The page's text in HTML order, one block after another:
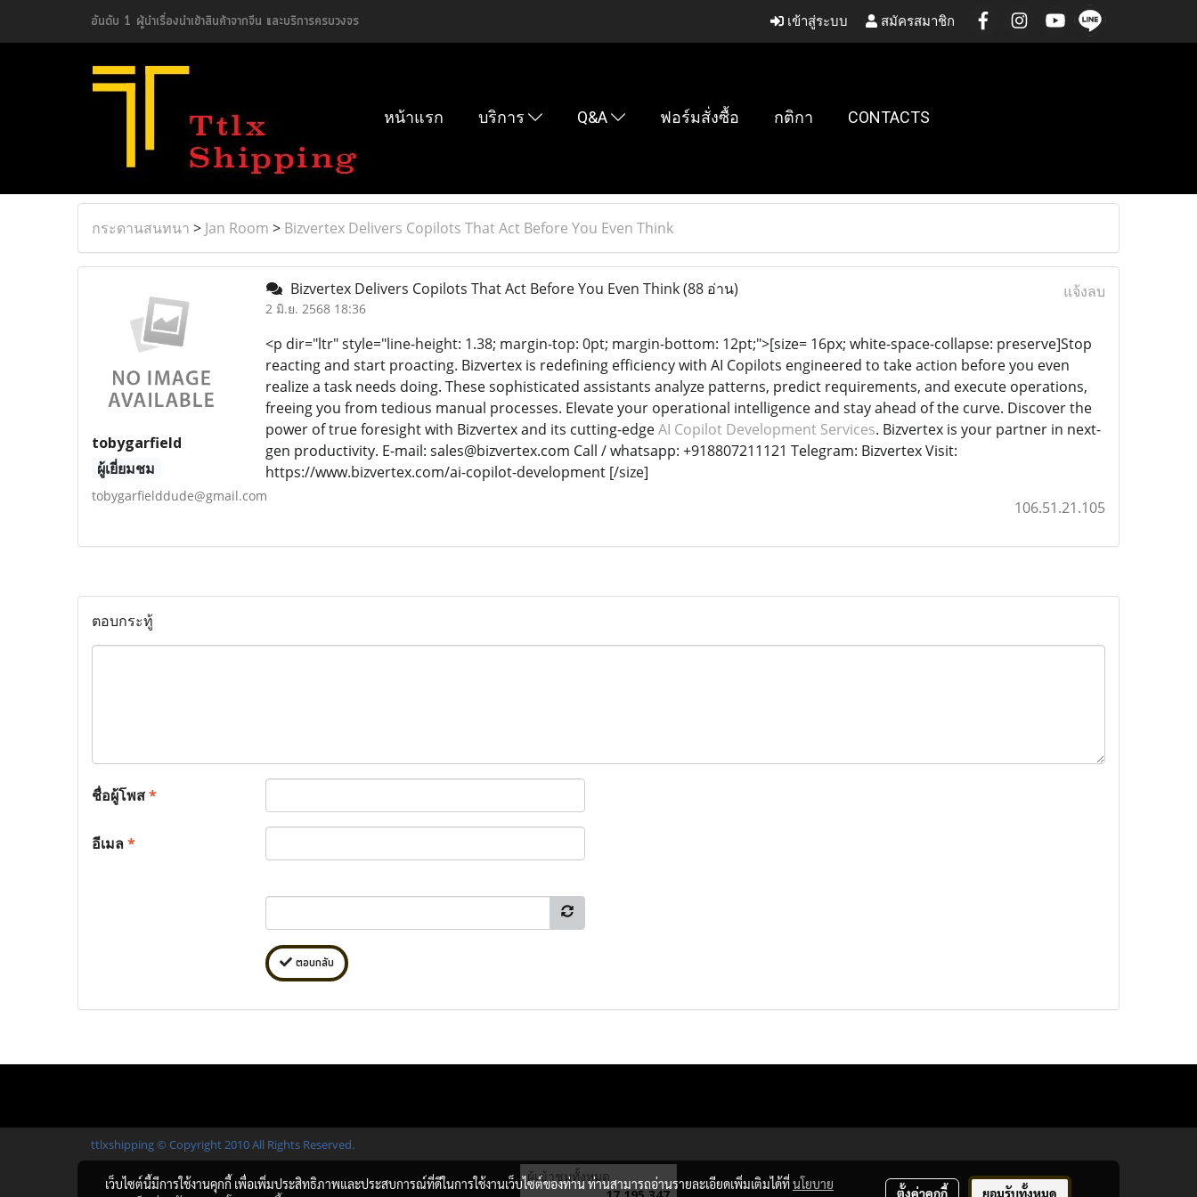
อันดับ 1 ผู้นำเรื่องนำเข้าสินค้าจากจีน และบริการครบวงจร เข้าสู่ระบบ สมัครสมาชิก
หน้าแรก บริการ Q&A ฟอร์มสั่งซื้อ กติกา CONTACTS
กระดานสนทนา > Jan Room > Bizvertex Delivers Copilots That Act Before You Even Think
tobygarfield
ผู้เยี่ยมชม
tobygarfielddude@gmail.com
Bizvertex Delivers Copilots That Act Before You Even Think(88 อ่าน)
2 มิ.ย. 2568 18:36
แจ้งลบ
<p dir="ltr" style="line-height: 1.38; margin-top: 0pt; margin-bottom: 12pt;">[size= 16px; white-space-collapse: preserve]Stop
reacting and start proacting. Bizvertex is redefining efficiency with AI Copilots engineered to take action before you even
realize a task needs doing. These sophisticated assistants analyze patterns, predict requirements, and execute operations,
freeing you from tedious manual processes. Elevate your operational intelligence and stay ahead of the curve. Discover the
power of true foresight with Bizvertex and its cutting-edgeAI Copilot Development Services. Bizvertex is your partner in next-
gen productivity. E-mail: sales@bizvertex.com Call / whatsapp: +918807211121 Telegram: Bizvertex Visit:
https://www.bizvertex.com/ai-copilot-development [/size]
106.51.21.105
ตอบกระทู้
ชื่อผู้โพส*
อีเมล*
ตอบกลับ
ttlxshipping © Copyright 2010 All Rights Reserved.
ผู้เข้าชมทั้งหมด
เว็บไซต์นี้มีการใช้งานคุกกี้ เพื่อเพิ่มประสิทธิภาพและประสบการณ์ที่ดีในการใช้งานเว็บไซต์ของท่าน ท่านสามารถอ่านรายละเอียดเพิ่มเติมได้ที่นโยบาย
ตั้งค่าคุกกี้ ยอมรับทั้งหมด